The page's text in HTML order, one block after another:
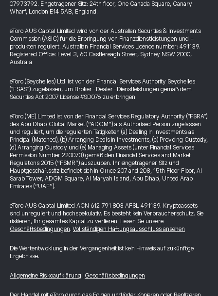
07973792. Eingetragener Sitz: 24th floor, One Canada Square, Canary
Wharf, London E14 5AB, England.
eToro AUS Capital Limited wird von der Australian Securities & Investments
Commission (ASIC) für die Erbringung von Finanzdienstleistungen und -
produkten reguliert. Australian Financial Services Licence number: 491139.
Registered Office: Level 3, 60 Castlereagh Street, Sydney NSW 2000,
Australia
eToro (Seychelles) Ltd. ist von der Financial Services Authority Seychelles
("FSAS") zugelassen, um Broker-Dealer-Dienstleistungen gemäß dem
Securities Act 2007 License #SD076 zu erbringen
eToro (ME) Limited ist von der Financial Services Regulatory Authority ("FSRA")
des Abu Dhabi Global Market (“ADGM”) als Authorised Person zugelassen
und reguliert, um die regulierten Tätigkeiten (a) Dealing in Investments as
Principal (Matched), (b) Arranging Deals in Investments, (c) Providing Custody,
(d) Arranging Custody und (e) Managing Assets (unter Financial Services
Permission Number 220073) gemäß den Financial Services and Market
Regulations 2015 (“FSMR”) auszuüben. Ihr eingetragener Sitz und
Hauptgeschäftssitz befindet sich in Office 207 and 208, 15th Floor Floor, Al
Sarab Tower, ADGM Square, Al Maryah Island, Abu Dhabi, United Arab
Emirates (“UAE”).
eToro AUS Capital Limited ACN 612 791 803 AFSL 491139. Kryptoassets
sind unreguliert und hochspekulativ. Es besteht kein Verbraucherschutz. Sie
riskieren, Ihr gesamtes Kapital zu verlieren. Lesen Sie unsere
Geschäftsbedingungen.Vollständigen Haftungsausschluss ansehen
Die Wertentwicklung in der Vergangenheit ist kein Hinweis auf zukünftige
Ergebnisse.
Allgemeine Risikoaufklärung Geschäftsbedingungen